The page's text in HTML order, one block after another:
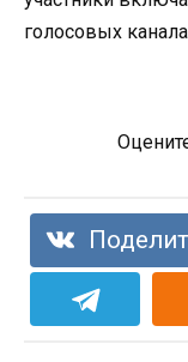
голосовых